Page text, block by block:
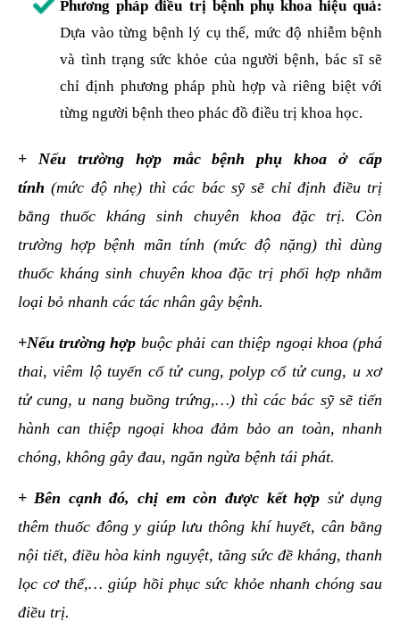
Phương pháp điều trị bệnh phụ khoa hiệu quả:
Dựa vào từng bệnh lý cụ thể, mức độ nhiễm bệnh
và tình trạng sức khỏe của người bệnh, bác sĩ sẽ
chỉ định phương pháp phù hợp và riêng biệt với
từng người bệnh theo phác đồ điều trị khoa học.
+ Nếu trường hợp mắc bệnh phụ khoa ở cấp
tính (mức độ nhẹ) thì các bác sỹ sẽ chỉ định điều trị
bằng thuốc kháng sinh chuyên khoa đặc trị. Còn
trường hợp bệnh mãn tính (mức độ nặng) thì dùng
thuốc kháng sinh chuyên khoa đặc trị phối hợp nhằm
loại bỏ nhanh các tác nhân gây bệnh.
+Nếu trường hợp buộc phải can thiệp ngoại khoa (phá
thai, viêm lộ tuyến cổ tử cung, polyp cổ tử cung, u xơ
tử cung, u nang buồng trứng,…) thì các bác sỹ sẽ tiến
hành can thiệp ngoại khoa đảm bảo an toàn, nhanh
chóng, không gây đau, ngăn ngừa bệnh tái phát.
+ Bên cạnh đó, chị em còn được kết hợp sử dụng
thêm thuốc đông y giúp lưu thông khí huyết, cân bằng
nội tiết, điều hòa kinh nguyệt, tăng sức đề kháng, thanh
lọc cơ thể,… giúp hồi phục sức khỏe nhanh chóng sau
điều trị.